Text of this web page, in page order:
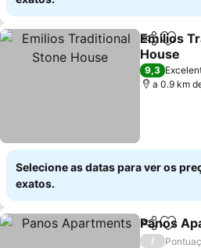
Partilhar
Emilios
House
9,3
a 0.9 km
Selecione as datas para ver os
exatos.
Partilhar
Panos
/